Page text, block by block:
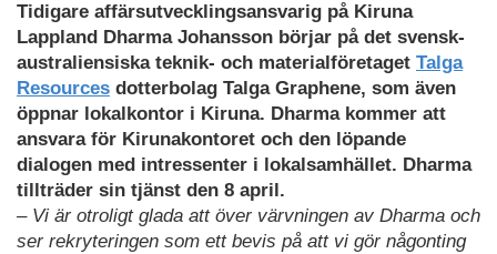
Tidigare affärsutvecklingsansvarig på Kiruna
Lappland Dharma Johansson börjar på det svensk-
australiensiska teknik- och materialföretaget Talga
Resources dotterbolag Talga Graphene, som även
öppnar lokalkontor i Kiruna. Dharma kommer att
ansvara för Kirunakontoret och den löpande
dialogen med intressenter i lokalsamhället. Dharma
tillträder sin tjänst den 8 april.
– Vi är otroligt glada att över värvningen av Dharma och
ser rekryteringen som ett bevis på att vi gör någonting